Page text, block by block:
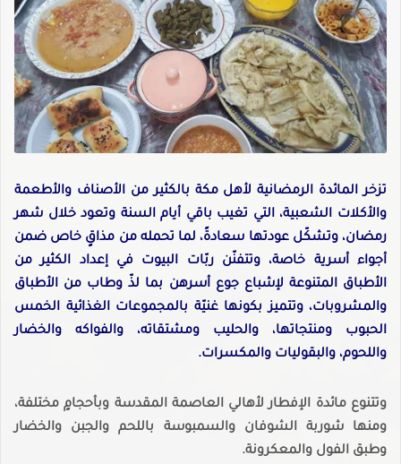
تزخر المائدة الرمضانية لأهل مكة بالكثير من الأصناف والأطعمة
والأكلات الشعبية، التي تغيب باقي أيام السنة وتعود خلال شهر
رمضان، وتشكّل عودتها سعادةً، لما تحمله من مذاقٍ خاص ضمن
أجواء أسرية خاصة، وتتفنّن ربّات البيوت في إعداد الكثير من
الأطباق المتنوعة لإشباع جوع أسرهن بما لذّ وطاب من الأطباق
والمشروبات، وتتميز بكونها غنيّة بالمجموعات الغذائية الخمس
الحبوب ومنتجاتها، والحليب ومشتقاته، والفواكه والخضار
واللحوم، والبقوليات والمكسرات.
وتتنوع مائدة الإفطار لأهالي العاصمة المقدسة وبأحجامٍ مختلفة،
ومنها شوربة الشوفان والسمبوسة باللحم والجبن والخضار
وطبق الفول والمعكرونة.